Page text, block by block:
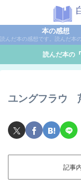
本の感想
読んだ本の
ユングフラウ
記事